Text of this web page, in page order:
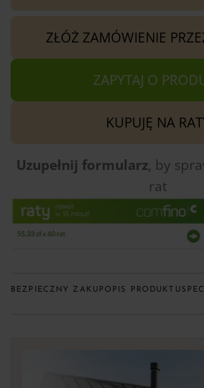
ZŁÓŻ ZAMÓWIENIE
ZAPYTAJ O
KUPUJĘ NA
Uzupełnij formularz, by
rat
BEZPIECZNY ZAKUP OPIS PRODUKTU